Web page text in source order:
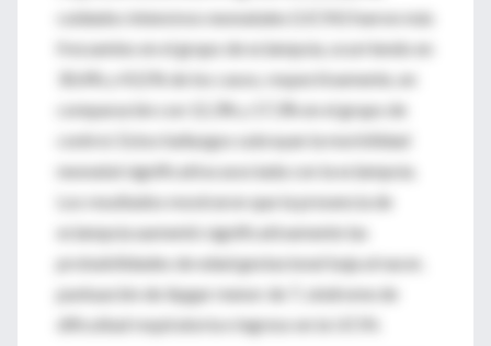
cuidados intensivos neonatales (UCIN) fueron más
frecuentes en el grupo de eclampsia, ocurriendo en
30,4% y 43,5% de los casos, respectivamente, en
comparación con 12,3% y 17,3% en el grupo de
control. Estos hallazgos subrayan la morbilidad
neonatal significativa asociada con la eclampsia.
Los resultados mostraron que la presencia de
eclampsia aumentó significativamente las
probabilidades de edad gestacional baja al nacer,
puntuación de Apgar menor de 7, síndrome de
dificultad respiratoria e ingreso en la UCIN.